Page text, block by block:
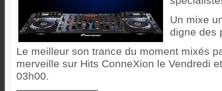
Un mixe
digne des
Le meilleur son trance du moment mixés
merveille sur Hits ConneXion le Vendredi
03h00.